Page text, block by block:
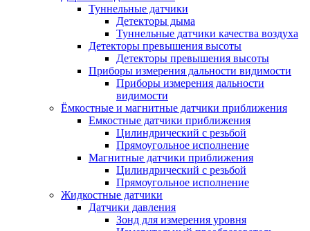
Туннельные датчики
Детекторы дыма
Туннельные датчики качества воздуха
Детекторы превышения высоты
Детекторы превышения высоты
Приборы измерения дальности видимости
Приборы измерения дальности
видимости
Ёмкостные и магнитные датчики приближения
Емкостные датчики приближения
Цилиндрический с резьбой
Прямоугольное исполнение
Магнитные датчики приближения
Цилиндрический с резьбой
Прямоугольное исполнение
Жидкостные датчики
Датчики давления
Зонд для измерения уровня